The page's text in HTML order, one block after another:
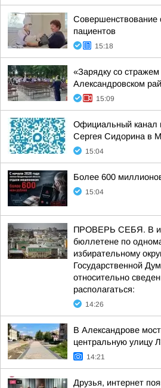
Совершенствование
пациентов
15:18
«Зарядку со
Александровском
15:09
Официальный канал
Сергея Сидорина в
15:04
Более 600
15:04
ПРОВЕРЬ СЕБЯ. В
бюллетене по
избирательному
Государственной
относительно
располагаться:
14:26
В Александрове
центральную улицу
14:21
Друзья, интернет